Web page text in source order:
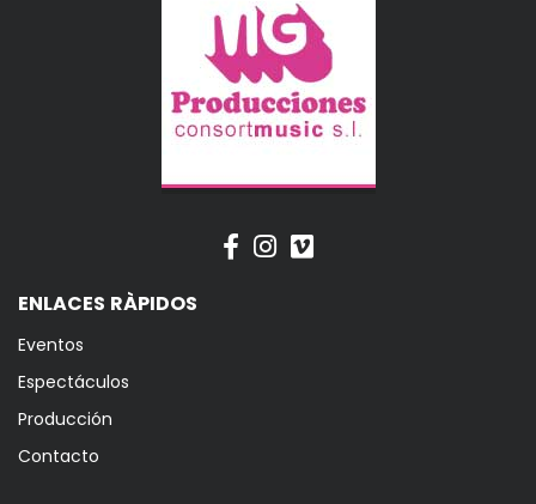
ENLACES RÀPIDOS
Eventos
Espectáculos
Producción
Contacto